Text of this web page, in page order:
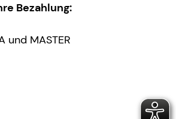
Bezahlung:
und MASTER